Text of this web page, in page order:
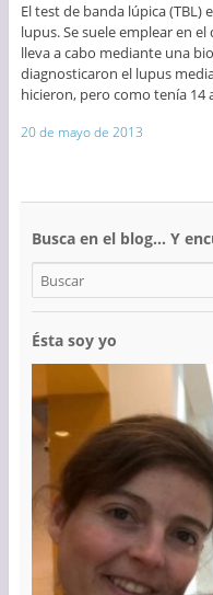
El test de banda lúpica (TBL)
lupus. Se suele emplear en
lleva a cabo mediante una
diagnosticaron el lupus
hicieron, pero como tenía 14
20 de mayo de 2013
Busca en el blog… Y
Ésta soy yo